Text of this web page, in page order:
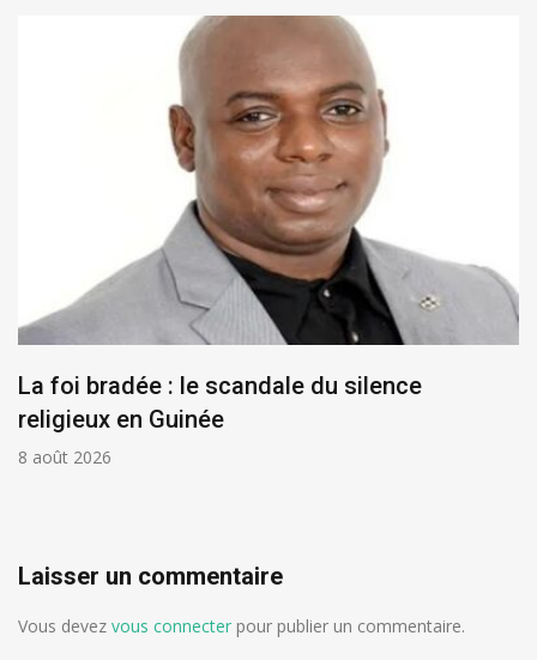
La foi bradée : le scandale du silence
religieux en Guinée
8 août 2026
Laisser un commentaire
Vous devez vous connecter pour publier un commentaire.